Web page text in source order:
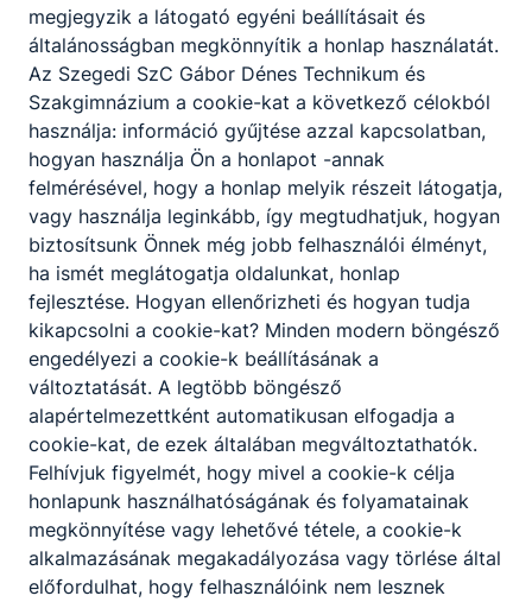
megjegyzik a látogató egyéni beállításait és
általánosságban megkönnyítik a honlap használatát.
Az Szegedi SzC Gábor Dénes Technikum és
Szakgimnázium a cookie-kat a következő célokból
használja: információ gyűjtése azzal kapcsolatban,
hogyan használja Ön a honlapot -annak
felmérésével, hogy a honlap melyik részeit látogatja,
vagy használja leginkább, így megtudhatjuk, hogyan
biztosítsunk Önnek még jobb felhasználói élményt,
ha ismét meglátogatja oldalunkat, honlap
fejlesztése. Hogyan ellenőrizheti és hogyan tudja
kikapcsolni a cookie-kat? Minden modern böngésző
engedélyezi a cookie-k beállításának a
változtatását. A legtöbb böngésző
alapértelmezettként automatikusan elfogadja a
cookie-kat, de ezek általában megváltoztathatók.
Felhívjuk figyelmét, hogy mivel a cookie-k célja
honlapunk használhatóságának és folyamatainak
megkönnyítése vagy lehetővé tétele, a cookie-k
alkalmazásának megakadályozása vagy törlése által
előfordulhat, hogy felhasználóink nem lesznek